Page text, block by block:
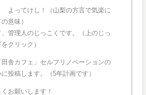
よってけし！（山梨の方言で気楽に
意味）
管理人のじっこくです。（上のじっ
クリック）
田舎カフェ」セルフリノベーションの
投稿します。（5年計画です）
お願いします！